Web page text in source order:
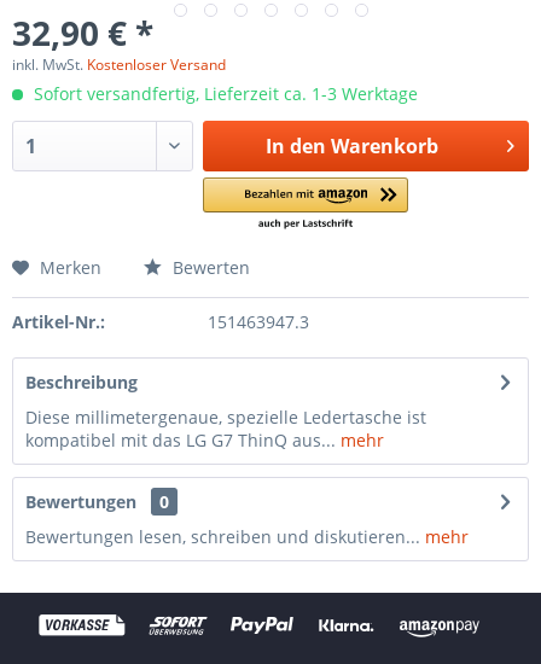
32,90 € *
inkl. MwSt. Kostenloser Versand
Sofort versandfertig, Lieferzeit ca. 1-3 Werktage
In den Warenkorb
Merken Bewerten
Artikel-Nr.: 151463947.3
Beschreibung
Diese millimetergenaue, spezielle Ledertasche ist
kompatibel mit das LG G7 ThinQ aus... mehr
Bewertungen
0
Bewertungen lesen, schreiben und diskutieren... mehr